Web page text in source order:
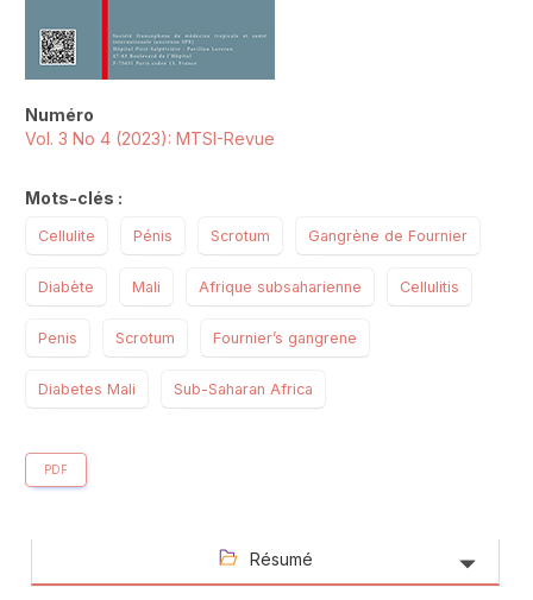
Numéro
Vol. 3 No 4 (2023): MTSI-Revue
Mots-clés :
Cellulite Pénis Scrotum Gangrène de Fournier
Diabète Mali Afrique subsaharienne Cellulitis
Penis Scrotum Fournier’s gangrene
Diabetes Mali Sub-Saharan Africa
PDF
Résumé